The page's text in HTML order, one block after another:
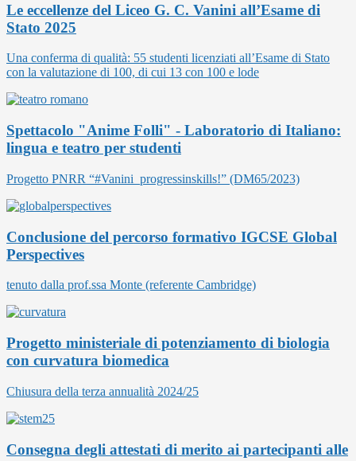
Le eccellenze del Liceo G. C. Vanini all’Esame di
Stato 2025
Una conferma di qualità: 55 studenti licenziati all’Esame di Stato
con la valutazione di 100, di cui 13 con 100 e lode
Spettacolo "Anime Folli" - Laboratorio di Italiano:
lingua e teatro per studenti
Progetto PNRR “#Vanini_progressinskills!” (DM65/2023)
Conclusione del percorso formativo IGCSE Global
Perspectives
tenuto dalla prof.ssa Monte (referente Cambridge)
Progetto ministeriale di potenziamento di biologia
con curvatura biomedica
Chiusura della terza annualità 2024/25
Consegna degli attestati di merito ai partecipanti alle